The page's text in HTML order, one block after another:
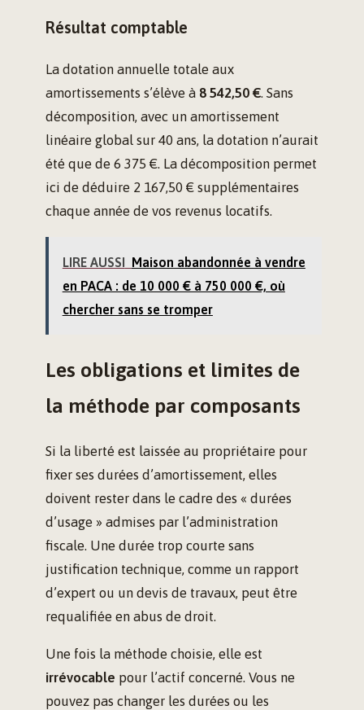
Résultat comptable
La dotation annuelle totale aux
amortissements s’élève à 8 542,50 €. Sans
décomposition, avec un amortissement
linéaire global sur 40 ans, la dotation n’aurait
été que de 6 375 €. La décomposition permet
ici de déduire 2 167,50 € supplémentaires
chaque année de vos revenus locatifs.
LIRE AUSSI Maison abandonnée à vendre
en PACA : de 10 000 € à 750 000 €, où
chercher sans se tromper
Les obligations et limites de
la méthode par composants
Si la liberté est laissée au propriétaire pour
fixer ses durées d’amortissement, elles
doivent rester dans le cadre des « durées
d’usage » admises par l’administration
fiscale. Une durée trop courte sans
justification technique, comme un rapport
d’expert ou un devis de travaux, peut être
requalifiée en abus de droit.
Une fois la méthode choisie, elle est
irrévocable pour l’actif concerné. Vous ne
pouvez pas changer les durées ou les